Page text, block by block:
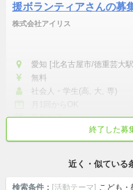
援ボランティアさんの募
株式会社アイリス
愛知 [北名古屋市/徳重芸大
無料
社会人・学生(高, 大, 専)
長期歓迎
学校/仕事終わりから
終了した募
近く・似ている
検索条件： [活動テーマ] こども・